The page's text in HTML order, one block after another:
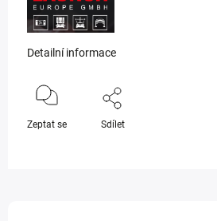
Detailní informace
Zeptat se Sdílet